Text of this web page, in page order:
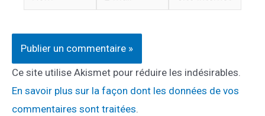
mail*
Internet
Ce site utilise Akismet pour réduire les indésirables.
En savoir plus sur la façon dont les données de vos
commentaires sont traitées.